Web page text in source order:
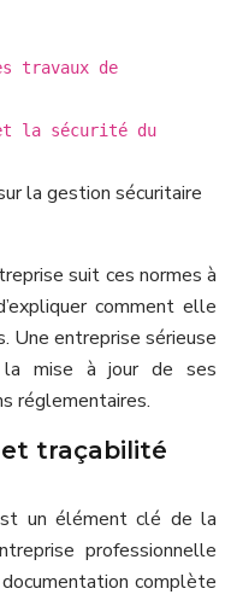
travaux de
la sécurité du
la gestion sécuritaire
suit ces normes à
comment elle
Une entreprise sérieuse
la mise à jour de ses
réglementaires.
traçabilité
un élément clé de la
professionnelle
complète